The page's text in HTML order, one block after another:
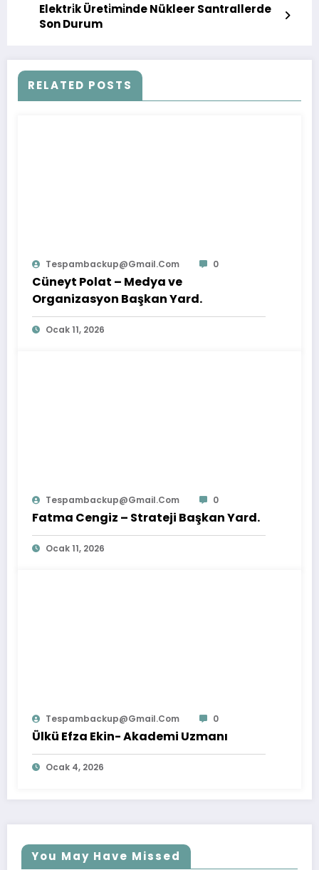
Elektri̇k Üreti̇mi̇nde Nükleer Santrallerde
Son Durum
RELATED POSTS
Tespambackup@gmail.com 0
Cüneyt Polat – Medya ve
Organizasyon Başkan Yard.
Ocak 11, 2026
Tespambackup@gmail.com 0
Fatma Cengiz – Strateji Başkan Yard.
Ocak 11, 2026
Tespambackup@gmail.com 0
Ülkü Efza Ekin- Akademi Uzmanı
Ocak 4, 2026
You May Have Missed